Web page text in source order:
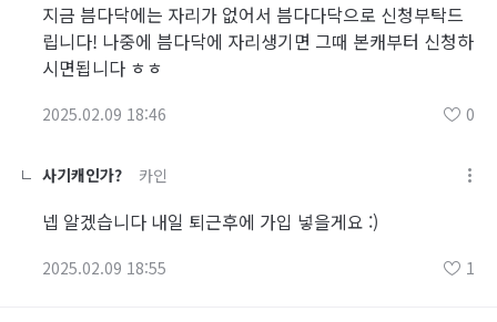
지금 븜다닥에는 자리가 없어서 븜다다닥으로 신청부탁드
립니다! 나중에 븜다닥에 자리생기면 그때 본캐부터 신청하
시면됩니다 ㅎㅎ
2025.02.09 18:46 0
사기캐인가? 카인
넵 알겠습니다 내일 퇴근후에 가입 넣을게요 :)
2025.02.09 18:55 1